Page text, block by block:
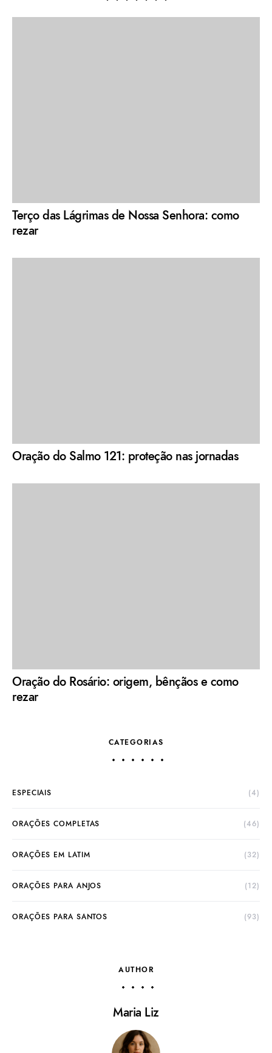
Terço das Lágrimas de Nossa Senhora: como
rezar
Oração do Salmo 121: proteção nas jornadas
Oração do Rosário: origem, bênçãos e como
rezar
CATEGORIAS
ESPECIAIS (4)
ORAÇÕES COMPLETAS (46)
ORAÇÕES EM LATIM (32)
ORAÇÕES PARA ANJOS (12)
ORAÇÕES PARA SANTOS (93)
AUTHOR
Maria Liz